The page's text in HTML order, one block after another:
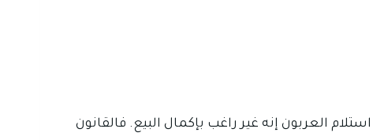
العربون إنه غير راغب بإكمال البيع. فالقانون